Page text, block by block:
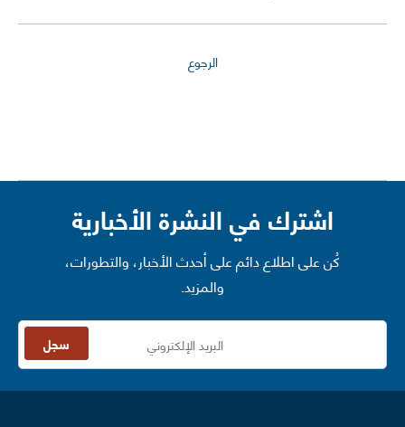
الرجوع
اشترك في النشرة الأخبارية
كُن على اطلاع دائم على أحدث الأخبار، والتطورات،
والمزيد.
سجل